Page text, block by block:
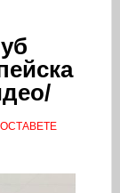
ОСТАВЕТЕ